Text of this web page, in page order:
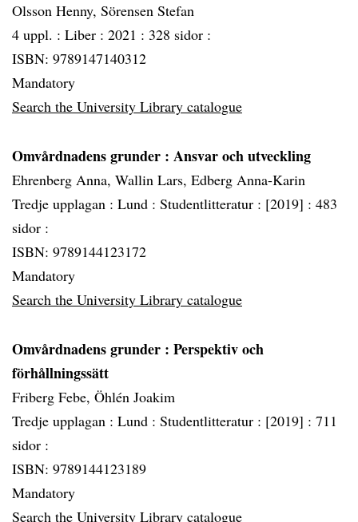
Olsson Henny, Sörensen Stefan
4 uppl. : Liber : 2021 : 328 sidor :
ISBN: 9789147140312
Mandatory
Search the University Library catalogue
Omvårdnadens grunder : Ansvar och utveckling
Ehrenberg Anna, Wallin Lars, Edberg Anna-Karin
Tredje upplagan : Lund : Studentlitteratur : [2019] : 483
sidor :
ISBN: 9789144123172
Mandatory
Search the University Library catalogue
Omvårdnadens grunder : Perspektiv och
förhållningssätt
Friberg Febe, Öhlén Joakim
Tredje upplagan : Lund : Studentlitteratur : [2019] : 711
sidor :
ISBN: 9789144123189
Mandatory
Search the University Library catalogue